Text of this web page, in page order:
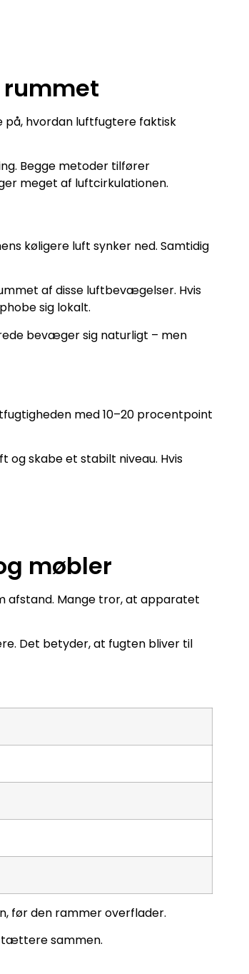
hvordan luftfugtere faktisk
Begge metoder tilfører
meget af luftcirkulationen.
køligere luft synker ned. Samtidig
af disse luftbevægelser. Hvis
sig lokalt.
bevæger sig naturligt – men
med 10–20 procentpoint
og skabe et stabilt niveau. Hvis
møbler
afstand. Mange tror, at apparatet
Det betyder, at fugten bliver til
før den rammer overflader.
tættere sammen.